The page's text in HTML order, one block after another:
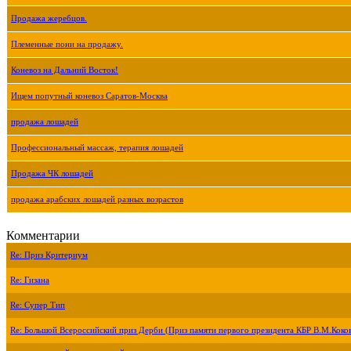
Продажа жеребцов.
Племенные пони на продажу.
Коневоз на Дальний Восток!
Ищем попутный коневоз Саратов-Москва
продажа лошадей
Профессиональный массаж, терапия лошадей
Продажа ЧК лошадей
продажа арабских лошадей разных возрастов
Комментарии
Re: Приз Критериум
Re: Гизана
Re: Супер Тип
Re: Большой Всероссийский приз Дерби (Приз памяти первого президента КБР